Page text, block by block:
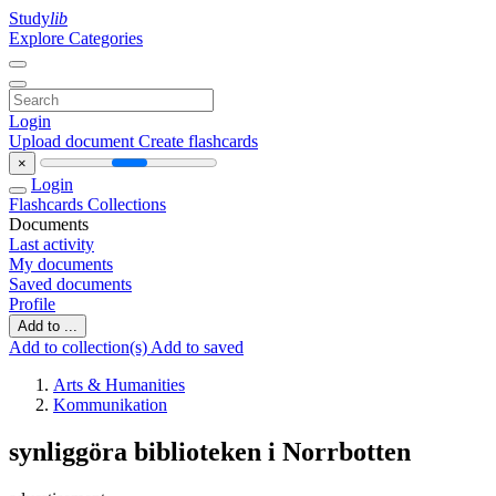
Studylib
Explore Categories
Login
Upload document Create flashcards
×
Login
Flashcards Collections
Documents
Last activity
My documents
Saved documents
Profile
Add to ...
Add to collection(s) Add to saved
Arts & Humanities
Kommunikation
synliggöra biblioteken i Norrbotten